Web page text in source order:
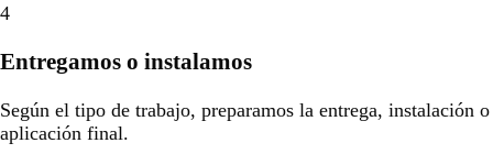
4
Entregamos o instalamos
Según el tipo de trabajo, preparamos la entrega, instalación o
aplicación final.